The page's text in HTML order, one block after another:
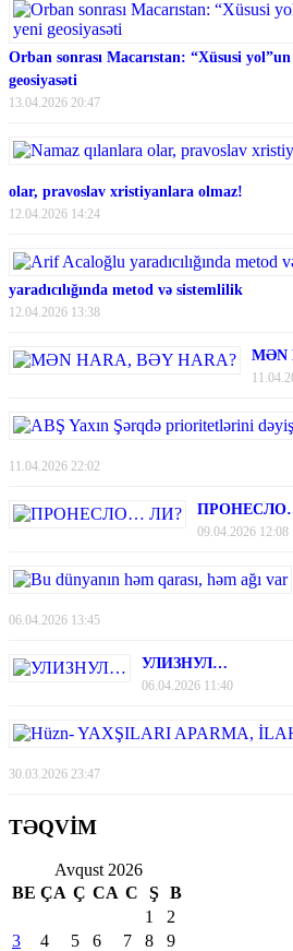
Orban sonrası Macarıstan: “Xüsusi
geosiyasəti
13.04.2026 20:47
olar, pravoslav xristiyanlara olmaz!
12.04.2026 14:24
yaradıcılığında metod və sistemlilik
12.04.2026 13:38
MƏN
11.04.2026 22:02
09.04.2026 12:08
06.04.2026 13:45
УЛИЗНУЛ…
06.04.2026 11:40
30.03.2026 23:47
TƏQVİM
Avqust 2026
BE ÇA Ç CA C Ş
B
1
2
3
4 5 6 7 8
9